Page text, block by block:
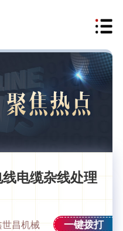
电缆杂线处理
昌机械 一键拨打